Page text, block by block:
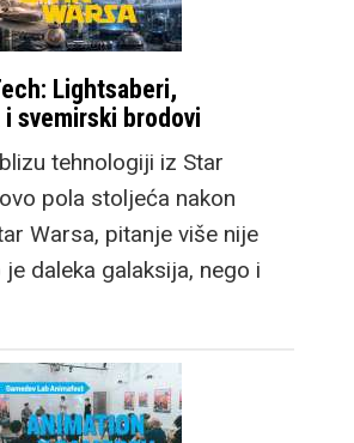
Lightsaberi,
i svemirski brodovi
tehnologiji iz Star
pola stoljeća nakon
Warsa, pitanje više nije
daleka galaksija, nego i